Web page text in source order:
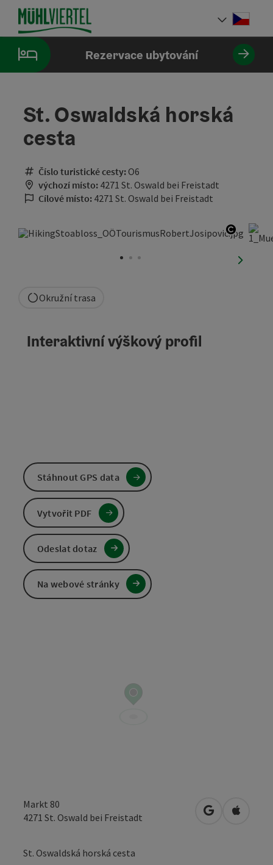
ObsahAccesskey
[0]
NavigaceAccesskey
[1]
Začátek stránky
Volba
Rezervace ubytování
St. Oswaldská horská
cesta
Číslo turistické cesty:O6
výchozí místo: 4271 St. Oswald bei Freistadt
Cílové místo: 4271 St. Oswald bei Freistadt
otevřít
Okružní trasa
Markt 80
4271 St. Oswald bei Freistadt Otevřít vOtevřít
St. Oswaldská horská cesta
Interaktivní výškový profil
Stáhnout GPS data
Vytvořit PDF
Odeslat dotaz
Na webové stránky